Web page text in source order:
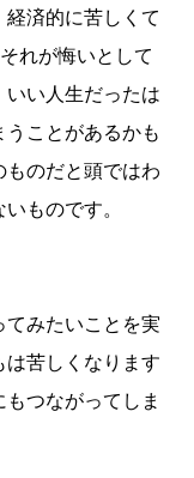
済的に苦しくて
れが悔いとして
い人生だったは
ことがあるかも
ものだと頭ではわ
ものです。
みたいことを実
苦しくなります
つながってしま